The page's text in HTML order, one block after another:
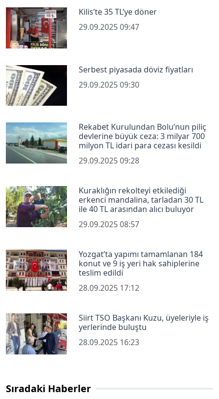
Kilis’te 35 TL’ye döner
29.09.2025 09:47
Serbest piyasada döviz fiyatları
29.09.2025 09:30
Rekabet Kurulundan Bolu’nun piliç
devlerine büyük ceza: 3 milyar 700
milyon TL idari para cezası kesildi
29.09.2025 09:28
Kuraklığın rekolteyi etkilediği
erkenci mandalina, tarladan 30 TL
ile 40 TL arasından alıcı buluyor
29.09.2025 08:57
Yozgat’ta yapımı tamamlanan 184
konut ve 9 iş yeri hak sahiplerine
teslim edildi
28.09.2025 17:12
Siirt TSO Başkanı Kuzu, üyeleriyle iş
yerlerinde buluştu
28.09.2025 16:23
Sıradaki Haberler